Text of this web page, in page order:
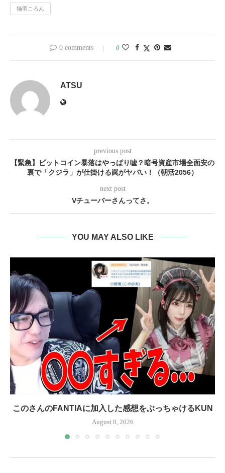
猫羽ころん
0 comments 0
ATSU
previous post
【緊急】ビットコイン暴落はやっぱり嘘？暗号資産市場全面安の
裏で「クジラ」が仕掛ける罠がヤバい！（朝活2056）
next post
Vチューバーさんってさ。
YOU MAY ALSO LIKE
このさんのFANTIAに加入した感想をぶっちゃけるKUN
August 8, 2026